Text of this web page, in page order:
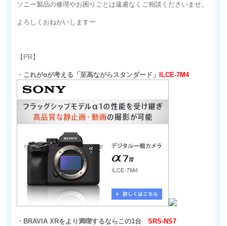
ソニー製品の修理やお困りごとは遠慮なくご相談くださいませ。
よろしくおねがいしますー
【PR】
・これがαが考える「至高ながらスタンダード」ILCE-7M4
・BRAVIA XRをより満喫するならこの1台SRS-NS7